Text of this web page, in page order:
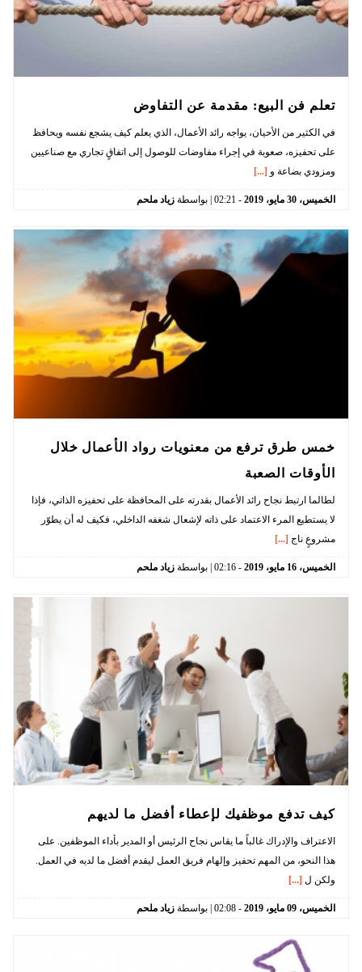
تعلم فن البيع: مقدمة عن التفاوض
في الكثير من الأحيان، يواجه رائد الأعمال، الذي يعلم كيف يشجع نفسه ويحافظ
على تحفيزه، صعوبة في إجراء مفاوضات للوصول إلى اتفاقٍ تجاري مع صناعيين
ومزودي بضاعة و [...]
الخميس، 30 مايو، 2019
-
02:21 | بواسطة زياد ملحم
خمس طرق ترفع من معنويات رواد الأعمال خلال
الأوقات الصعبة
لطالما ارتبط نجاح رائد الأعمال بقدرته على المحافظة على تحفيزه الذاتي، فإذا
لا يستطيع المرء الاعتماد على ذاته لإشعال شغفه الداخلي، فكيف له أن يطوّر
مشروعٍ ناج [...]
الخميس، 16 مايو، 2019
-
02:16 | بواسطة زياد ملحم
كيف تدفع موظفيك لإعطاء أفضل ما لديهم
الاعتراف والإدراك غالباً ما يقاس نجاح الرئيس أو المدير بأداء الموظفين. على
هذا النحو، من المهم تحفيز وإلهام فريق العمل ليقدم أفضل ما لديه في العمل.
ولكن ل [...]
الخميس، 09 مايو، 2019
-
02:08 | بواسطة زياد ملحم